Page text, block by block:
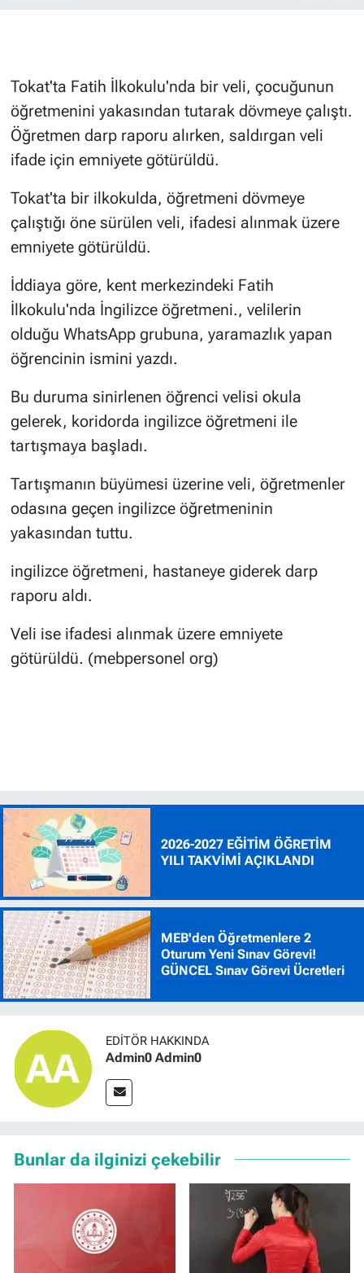
Tokat'ta Fatih İlkokulu'nda bir veli, çocuğunun
öğretmenini yakasından tutarak dövmeye çalıştı.
Öğretmen darp raporu alırken, saldırgan veli
ifade için emniyete götürüldü.
Tokat'ta bir ilkokulda, öğretmeni dövmeye
çalıştığı öne sürülen veli, ifadesi alınmak üzere
emniyete götürüldü.
İddiaya göre, kent merkezindeki Fatih
İlkokulu'nda İngilizce öğretmeni., velilerin
olduğu WhatsApp grubuna, yaramazlık yapan
öğrencinin ismini yazdı.
Bu duruma sinirlenen öğrenci velisi okula
gelerek, koridorda ingilizce öğretmeni ile
tartışmaya başladı.
Tartışmanın büyümesi üzerine veli, öğretmenler
odasına geçen ingilizce öğretmeninin
yakasından tuttu.
ingilizce öğretmeni, hastaneye giderek darp
raporu aldı.
Veli ise ifadesi alınmak üzere emniyete
götürüldü. (mebpersonel org)
2026-2027 EĞİTİM ÖĞRETİM
YILI TAKVİMİ AÇIKLANDI
MEB'den Öğretmenlere 2
Oturum Yeni Sınav Görevi!
GÜNCEL Sınav Görevi Ücretleri
EDITÖR HAKKINDA
Admin0 Admin0
Bunlar da ilginizi çekebilir